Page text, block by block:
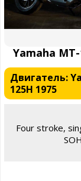
Yamaha MT-
Двигатель:
125H 1975
Four stroke,